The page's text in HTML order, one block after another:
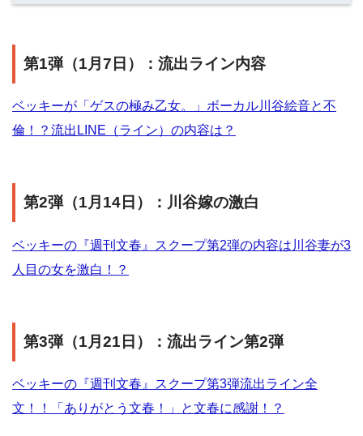
第1弾（1月7日）：流出ライン内容
ベッキーが「ゲスの極み乙女。」ボーカル川谷絵音と不
倫！？流出LINE（ライン）の内容は？
第2弾（1月14日）：川谷嫁の激白
ベッキーの『週刊文春』スクープ第2弾の内容は川谷妻が3
人目の女を激白！？
第3弾（1月21日）：流出ライン第2弾
ベッキーの『週刊文春』スクープ第3弾流出ライン全
文！！「ありがとう文春！」と文春に感謝！？